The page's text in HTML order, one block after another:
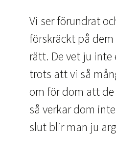
Vi ser förundrat
förskräckt på
rätt. De vet ju inte
trots att vi så
om för dom att
så verkar dom
slut blir man ju